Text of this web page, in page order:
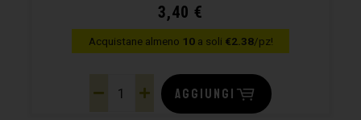
3,40 €
Acquistane almeno 10a soli €2.38/pz!
AGGIUNGI